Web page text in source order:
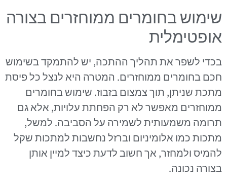
שימוש בחומרים ממוחזרים בצורה
אופטימלית
בכדי לשפר את תהליך ההתכה, יש להתמקד בשימוש
חכם בחומרים ממוחזרים. המטרה היא לנצל כל פיסת
מתכת שניתן, תוך צמצום בזבוז. שימוש בחומרים
ממוחזרים מאפשר לא רק הפחתת עלויות, אלא גם
תרומה משמעותית לשמירה על הסביבה. למשל,
מתכות כמו אלומיניום וברזל נחשבות למתכות שקל
להמיס ולמחזר, אך חשוב לדעת כיצד למיין אותן
בצורה נכונה.